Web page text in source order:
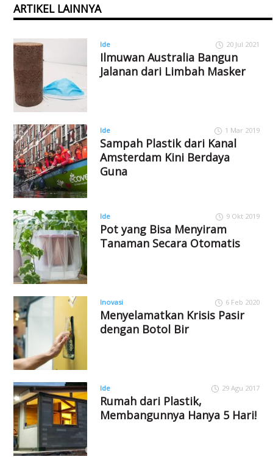
ARTIKEL LAINNYA
Ide 20 Jul 2021
Ilmuwan Australia Bangun
Jalanan dari Limbah Masker
Ide 1 Mar 2019
Sampah Plastik dari Kanal
Amsterdam Kini Berdaya
Guna
Ide 9 Okt 2019
Pot yang Bisa Menyiram
Tanaman Secara Otomatis
Inovasi 6 Feb 2020
Menyelamatkan Krisis Pasir
dengan Botol Bir
Ide 29 Agu 2017
Rumah dari Plastik,
Membangunnya Hanya 5 Hari!